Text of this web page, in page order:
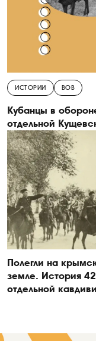
ИСТОРИИ ВОВ
Кубанцы в
отдельной
Полегли на
земле. История
отдельной